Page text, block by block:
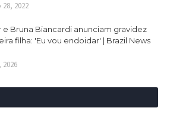
2022
e Bruna Biancardi anunciam gravidez
filha: 'Eu vou endoidar' | Brazil News
2026